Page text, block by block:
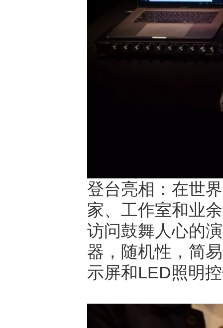
登台亮相：在世
家、工作室和业
访问鼓舞人心的
器，随机性，简
示屏和LED照明